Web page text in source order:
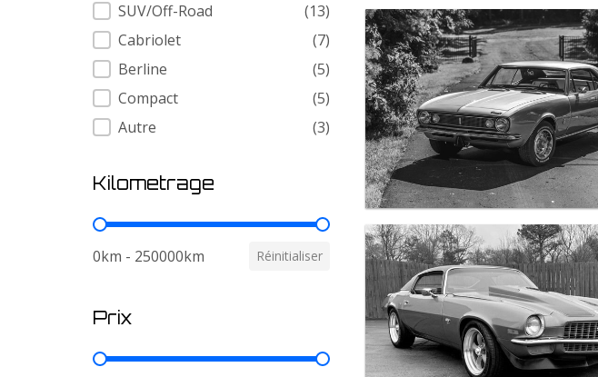
SUV/Off-Road
(13)
Cabriolet
(7)
Berline
(5)
Compact
(5)
Autre
(3)
Kilometrage
Kilometrage
0km - 250000km Réinitialiser
Prix
Prix